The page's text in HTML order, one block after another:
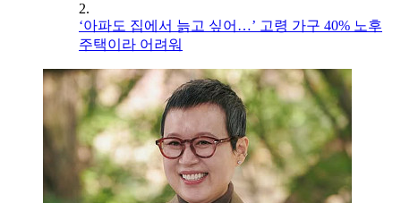
2.
‘아파도 집에서 늙고 싶어…’ 고령 가구 40% 노후
주택이라 어려워